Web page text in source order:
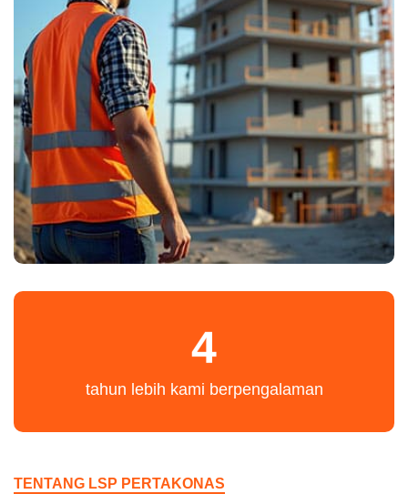
4
tahun lebih kami berpengalaman
TENTANG LSP PERTAKONAS